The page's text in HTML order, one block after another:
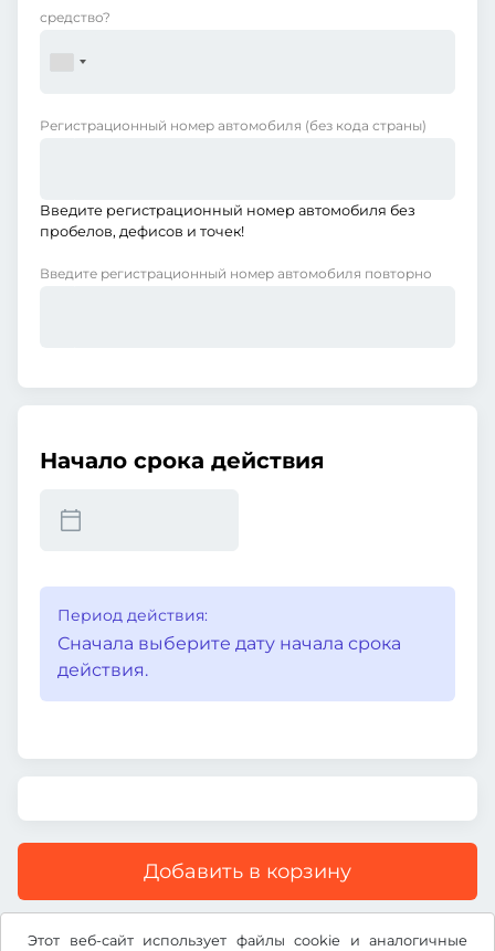
Этот веб-сайт использует файлы cookie и аналогичные
средство?
Регистрационный номер автомобиля (без кода страны)
Введите регистрационный номер автомобиля без
пробелов, дефисов и точек!
Введите регистрационный номер автомобиля повторно
Начало срока действия
Период действия:
Сначала выберите дату начала срока
действия.
Добавить в корзину
Все цены указаны с учетом НДС.